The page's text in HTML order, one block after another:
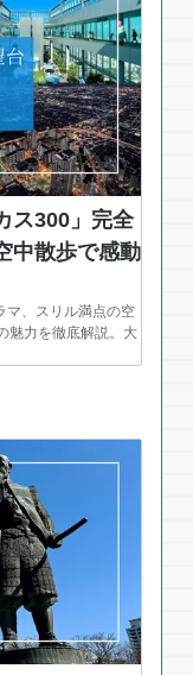
ス300」完全
中散歩で感動
マ、スリル満点の空
魅力を徹底解説。大